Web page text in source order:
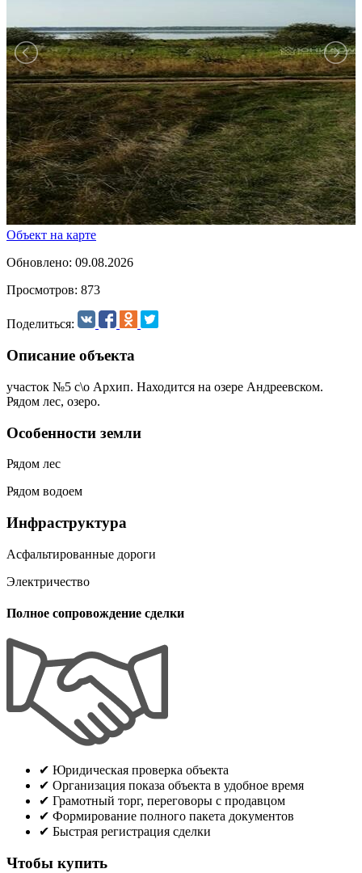
Объект на карте
Обновлено: 09.08.2026
Просмотров: 873
Поделиться:
Описание объекта
участок №5 с\о Архип. Находится на озере Андреевском.
Рядом лес, озеро.
Особенности земли
Рядом лес
Рядом водоем
Инфраструктура
Асфальтированные дороги
Электричество
Полное сопровождение сделки
✔ Юридическая проверка объекта
✔ Организация показа объекта в удобное время
✔ Грамотный торг, переговоры с продавцом
✔ Формирование полного пакета документов
✔ Быстрая регистрация сделки
Чтобы купить